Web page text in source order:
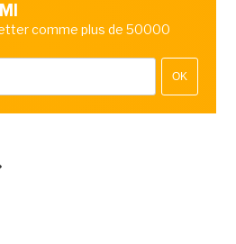
comme plus de 50000
OK